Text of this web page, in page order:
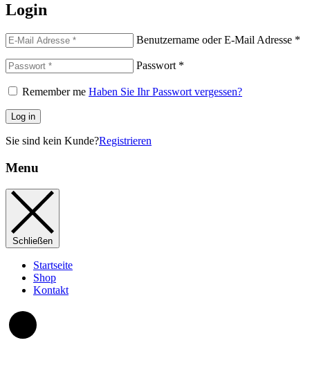
Login
Benutzername oder E-Mail Adresse *
Passwort *
Remember me Haben Sie Ihr Passwort vergessen?
Log in
Sie sind kein Kunde?Registrieren
Menu
Schließen
Startseite
Shop
Kontakt